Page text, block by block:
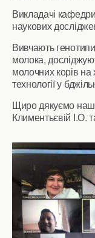
Викладачі
наукових
Вивчають генотипи
молока,
молочних корів
технології у
Щиро дякуємо
Климентьєвій І.О.